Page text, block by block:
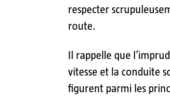
respecter
route.
Il rappelle que
vitesse et la conduite
figurent parmi les